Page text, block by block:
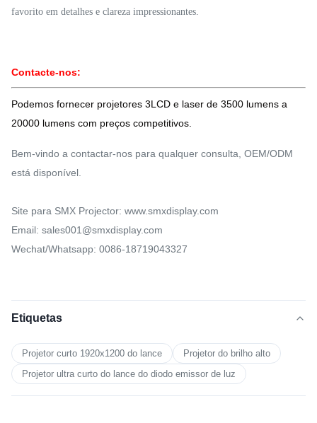
favorito em detalhes e clareza impressionantes.
Contacte-nos:
Podemos fornecer projetores 3LCD e laser de 3500 lumens a
20000 lumens com preços competitivos.
Bem-vindo a contactar-nos para qualquer consulta, OEM/ODM
está disponível.
Site para SMX Projector: www.smxdisplay.com
Email: sales001@smxdisplay.com
Wechat/Whatsapp: 0086-18719043327
Etiquetas
Projetor curto 1920x1200 do lance
Projetor do brilho alto
Projetor ultra curto do lance do diodo emissor de luz